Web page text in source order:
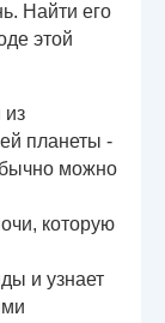
Найти его
этой
из
планеты -
можно
которую
и узнает